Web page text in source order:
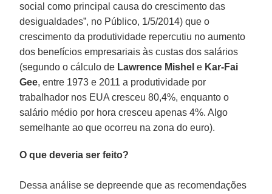
social como principal causa do crescimento das
desigualdades”, no Público, 1/5/2014) que o
crescimento da produtividade repercutiu no aumento
dos benefícios empresariais às custas dos salários
(segundo o cálculo de Lawrence Mishel e Kar-Fai
Gee, entre 1973 e 2011 a produtividade por
trabalhador nos EUA cresceu 80,4%, enquanto o
salário médio por hora cresceu apenas 4%. Algo
semelhante ao que ocorreu na zona do euro).
O que deveria ser feito?
Dessa análise se depreende que as recomendações